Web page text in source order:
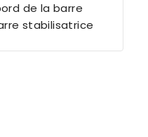
de la barre
stabilisatrice